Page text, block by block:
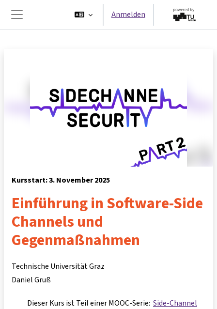
Website-Übersicht
Anmelden
Kursstart: 3. November 2025
Einführung in Software-Side
Channels und
Gegenmaßnahmen
Technische Universität Graz
Daniel Gruß
Dieser Kurs ist Teil einer MOOC-Serie: Side-Channel